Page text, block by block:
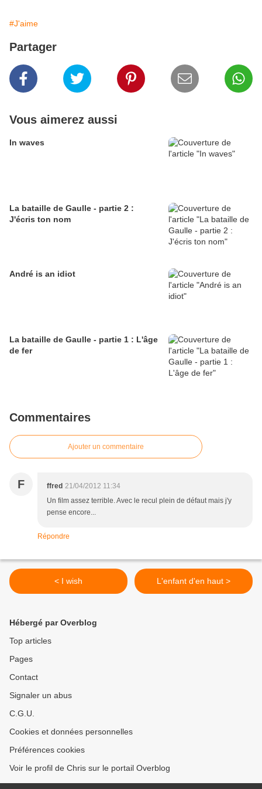
#J'aime
Partager
Vous aimerez aussi
In waves
La bataille de Gaulle - partie 2 :
J'écris ton nom
André is an idiot
La bataille de Gaulle - partie 1 : L'âge
de fer
Commentaires
Ajouter un commentaire
F ffred 21/04/2012 11:34
Un film assez terrible. Avec le recul plein de défaut mais j'y
pense encore...
Répondre
< I wish L'enfant d'en haut >
Hébergé par Overblog
Top articles
Pages
Contact
Signaler un abus
C.G.U.
Cookies et données personnelles
Préférences cookies
Voir le profil de Chris sur le portail Overblog